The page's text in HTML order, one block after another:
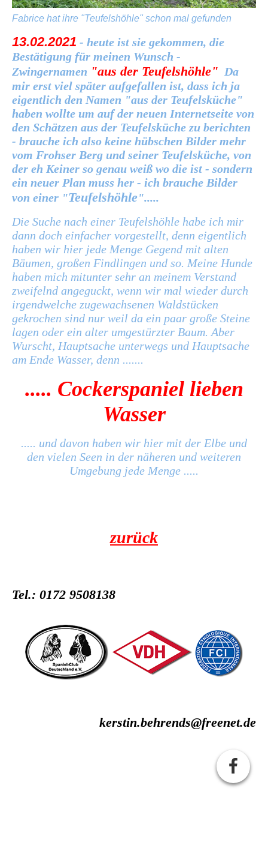
Fabrice hat ihre "Teufelshöhle" schon mal gefunden
13.02.2021 - heute ist sie gekommen, die
Bestätigung für meinen Wunsch -
Zwingernamen "aus der Teufelshöhle" Da
mir erst viel später aufgefallen ist, dass ich ja
eigentlich den Namen "aus der Teufelsküche"
haben wollte um auf der neuen Internetseite von
den Schätzen aus der Teufelsküche zu berichten
- brauche ich also keine hübschen Bilder mehr
vom Frohser Berg und seiner Teufelsküche, von
der eh Keiner so genau weiß wo die ist - sondern
ein neuer Plan muss her - ich brauche Bilder
von einer "Teufelshöhle".....
Die Suche nach einer Teufelshöhle habe ich mir
dann doch einfacher vorgestellt, denn eigentlich
haben wir hier jede Menge Gegend mit alten
Bäumen, großen Findlingen und so. Meine Hunde
haben mich mitunter sehr an meinem Verstand
zweifelnd angeguckt, wenn wir mal wieder durch
irgendwelche zugewachsenen Waldstücken
gekrochen sind nur weil da ein paar große Steine
lagen oder ein alter umgestürzter Baum. Aber
Wurscht, Hauptsache unterwegs und Hauptsache
am Ende Wasser, denn .......
..... Cockerspaniel lieben
Wasser
..... und davon haben wir hier mit der Elbe und
den vielen Seen in der näheren und weiteren
Umgebung jede Menge .....
zurück
Tel.: 0172 9508138
kerstin.behrends@freenet.de